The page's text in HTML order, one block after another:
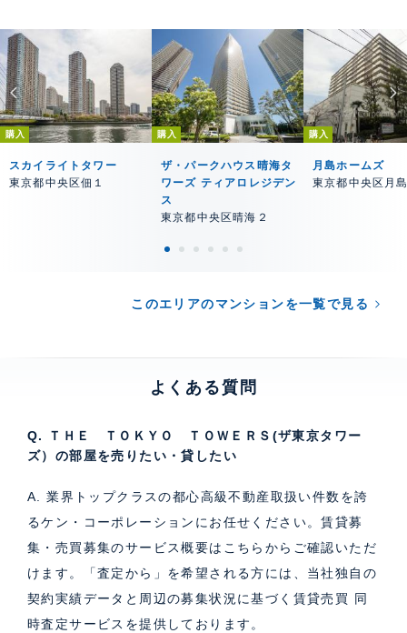
購入
スカイライトタワー
東京都中央区佃１
購入
ザ・パークハウス晴海タ
ワーズ ティアロレジデン
ス
東京都中央区晴海２
購入
月島ホームズ
東京都中央区月
このエリアのマンションを一覧で見る
よくある質問
Q. ＴＨＥ ＴＯＫＹＯ ＴＯＷＥＲＳ(ザ東京タワー
ズ）の部屋を売りたい・貸したい
A. 業界トップクラスの都心高級不動産取扱い件数を誇
るケン・コーポレーションにお任せください。賃貸募
集・売買募集のサービス概要はこちら からご確認いただ
けます。「査定から」を希望される方には、当社独自の
契約実績データと周辺の募集状況に基づく 賃貸売買 同
時査定サービス を提供しております。